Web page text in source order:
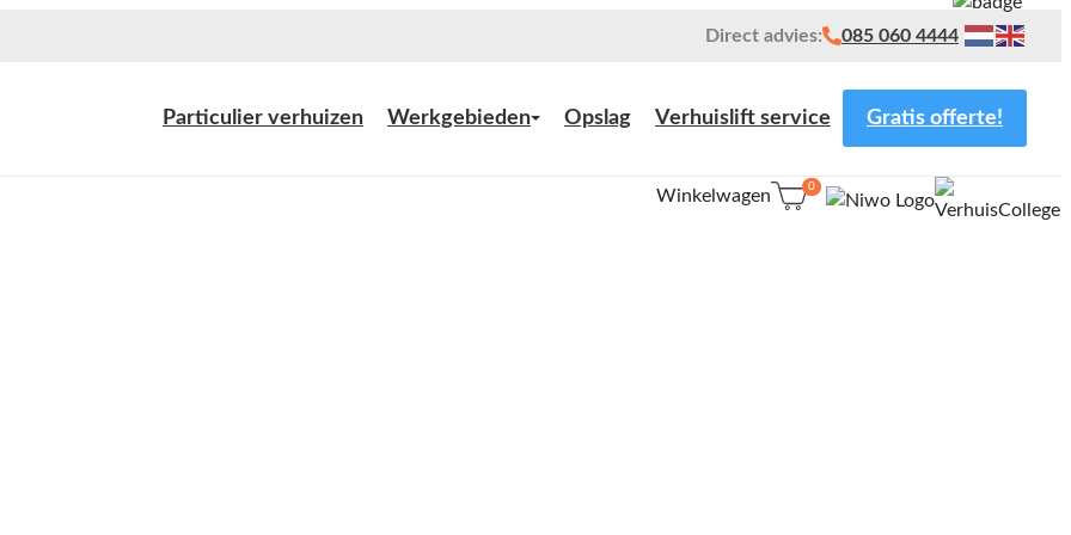
Direct advies: 085 060 4444
Particulier verhuizen Werkgebieden Opslag Verhuislift service Gratis offerte!
Winkelwagen 0